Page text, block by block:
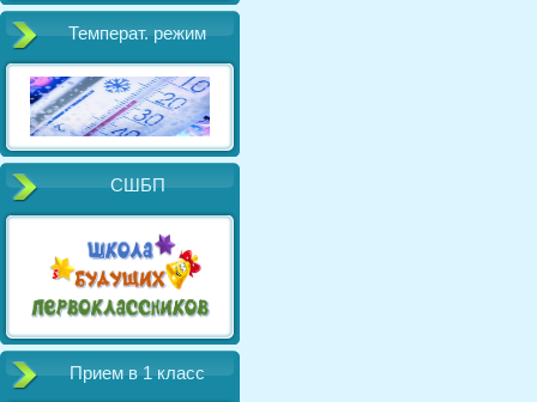
Температ. режим
СШБП
Прием в 1 класс